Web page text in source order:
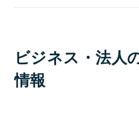
ビジネス・法人
情報